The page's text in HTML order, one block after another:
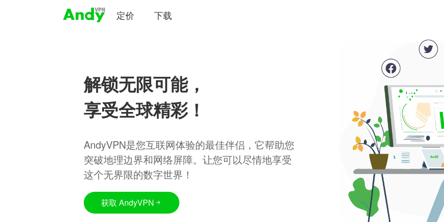
定价 下载
解锁无限可能，
享受全球精彩！
AndyVPN是您互联网体验的最佳伴侣，它帮助您
突破地理边界和网络屏障。让您可以尽情地享受
这个无界限的数字世界！
获取 AndyVPN